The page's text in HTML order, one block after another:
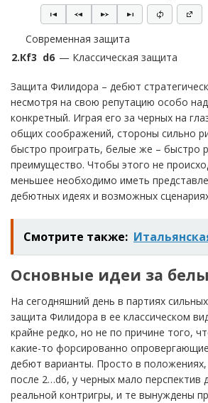
Современная защита
2.Кf3 d6 — Классическая защита
Защита Филидора – дебют
несмотря на свою репутацию особо
конкретный. Играя его за черных на
общих соображений, стороны сильно
быстро проиграть, белые же – быстро
преимущество. Чтобы этого не
меньшее необходимо иметь
дебютных идеях и возможных
Смотрите также:
Основные идеи за
На сегодняшний день в партиях
защита Филидора в ее классическом
крайне редко, но не по причине того,
какие-то форсированно
дебют варианты. Просто в
после 2…d6, у черных мало перспектив
реальной контригры, и те вынуждены